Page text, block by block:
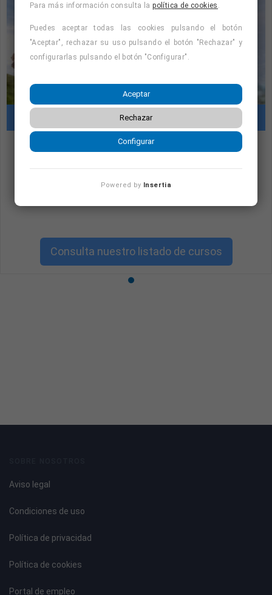
Cursos con prácticas en empresas
¡Precios con descuento!
Consulta nuestro listado de cursos
Aviso legal
Condiciones de uso
Política de privacidad
Política de cookies
Portal de empleo
Para más información consulta lapolítica de cookies .
Puedes aceptar todas las cookies pulsando el botón
"Aceptar", rechazar su uso pulsando el botón "Rechazar" y
configurarlas pulsando el botón "Configurar".
Aceptar
Rechazar
Configurar
Powered by Insertia